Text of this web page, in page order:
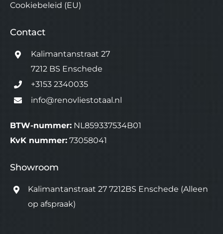
Cookiebeleid (EU)
Contact
Kalimantanstraat 27
7212 BS Enschede
+3153 2340035
info@renovliestotaal.nl
BTW-nummer: NL859337534B01
KvK nummer: 73058041
Showroom
Kalimantanstraat 27 7212BS Enschede (Alleen
op afspraak)